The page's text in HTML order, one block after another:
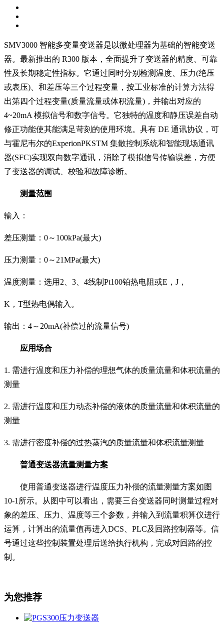
SMV3000 智能多变量变送器是以微处理器为基础的智能变送
器。最新推出的 R300 版本，全面提升了变送器的精度、可靠
性及长期稳定性指标。它通过同时分别检测温度、压力(绝压
或表压)、和差压等三个过程变量，按工业标准的计算方法得
出第四个过程变量(质量流量或体积流量)，并输出对应的
4~20mA 模拟信号和数字信号。它独特的温度和静压误差自动
修正功能使其能满足苛刻的使用环境。 具有 DE 通讯协议，可
与霍尼韦尔的ExperionPKSTM 集散控制系统和智能现场通讯
器(SFC)实现双向数字通讯，消除了模拟信号传输误差，方便
了变送器的调试、校验和故障诊断。
测量范围
输入：
差压测量：0～100kPa(最大)
压力测量：0～21MPa(最大)
温度测量：选用2、3、4线制Pt100铂热电阻或E，J，
K，T型热电偶输入。
输出：4～20mA(补偿过的流量信号)
应用场合
1. 需进行温度和压力补偿的理想气体的质量流量和体积流量的
测量
2. 需进行温度和压力动态补偿的液体的质量流量和体积流量的
测量
3. 需进行密度补偿的过热蒸汽的质量流量和体积流量测量
普通变送器流量测量方案
使用普通变送器进行温度压力补偿的流量测量方案如图
10-1所示。从图中可以看出，需要三台变送器同时测量过程对
象的差压、压力、温度等三个参数， 并输入到流量积算仪进行
运算，计算出的流量值再进入DCS、PLC及回路控制器等。信
号通过这些控制装置处理后送给执行机构，完成对回路的控
制。
为您推荐